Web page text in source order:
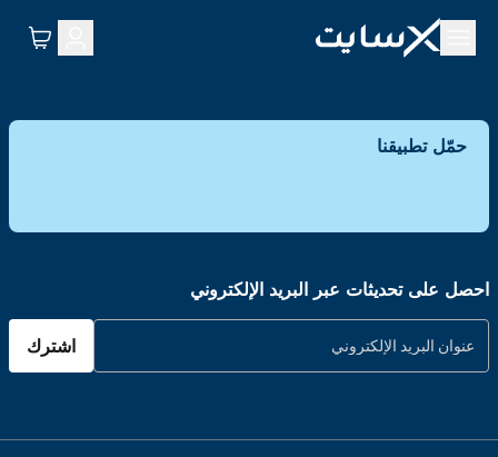
حمّل تطبيقنا
احصل على تحديثات عبر البريد الإلكتروني
اشترك